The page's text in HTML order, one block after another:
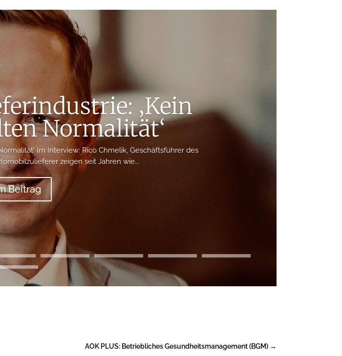
‚Kein
Normalität‘
Im Interview: Rico Chmelik, Geschäftsführer des
zeigen seit Jahren wie...
Beitrag
AOK PLUS: Betriebliches Gesundheitsmanagement (BGM)→